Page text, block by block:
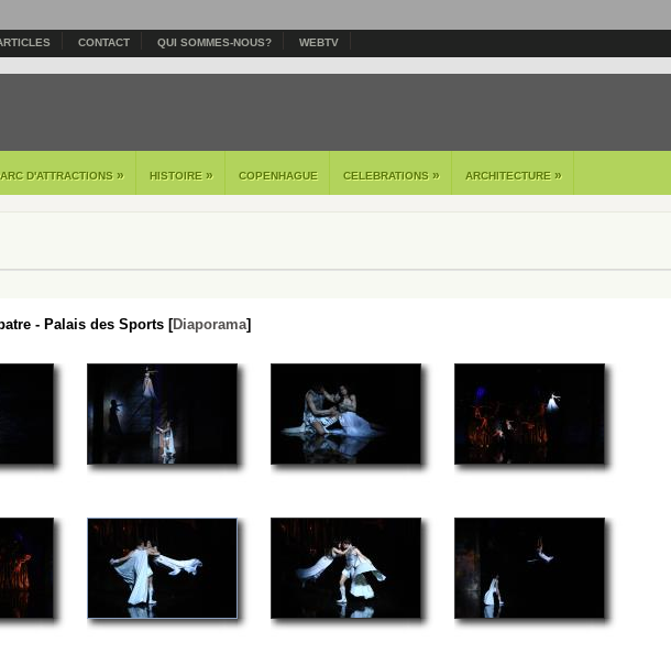
CONTACT QUI SOMMES-NOUS? WEBTV
D'ATTRACTIONS » HISTOIRE » COPENHAGUE CELEBRATIONS » ARCHITECTURE »
- Palais des Sports [Diaporama]